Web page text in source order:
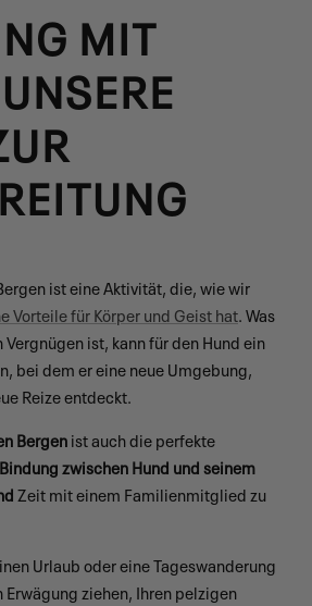
MIT
ist eine Aktivität, die, wie wir
Vorteile für Körper und Geist hat. Was
ist, kann für den Hund ein
bei dem er eine neue Umgebung,
Reize entdeckt.
Bergenist auch die perfekte
Bindung zwischen Hund und seinem
Zeit mit einem Familienmitglied zu
Urlaub oder eine Tageswanderung
ziehen, Ihren pelzigen